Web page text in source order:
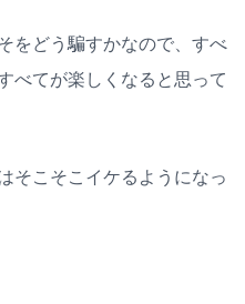
をどう騙すかなので、すべ
べてが楽しくなると思って
そこそこイケるようになっ